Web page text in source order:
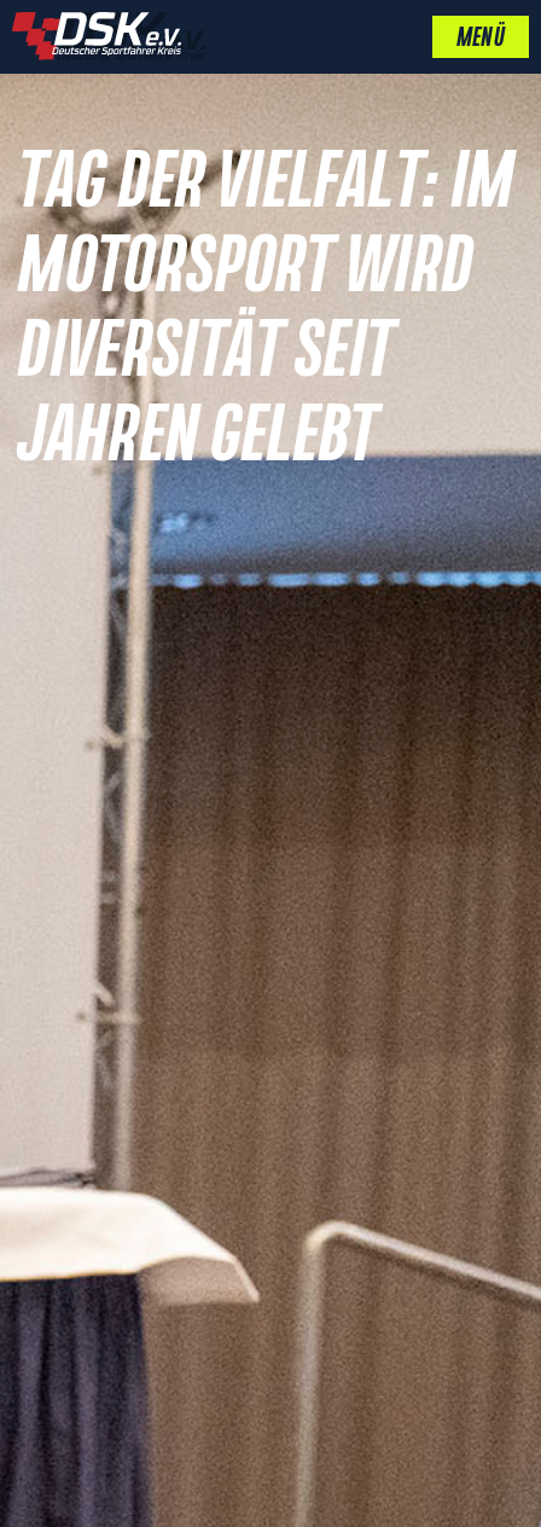
MENÜ
TAG DER VIELFALT: IM
MOTORSPORT WIRD
DIVERSITÄT SEIT
JAHREN GELEBT